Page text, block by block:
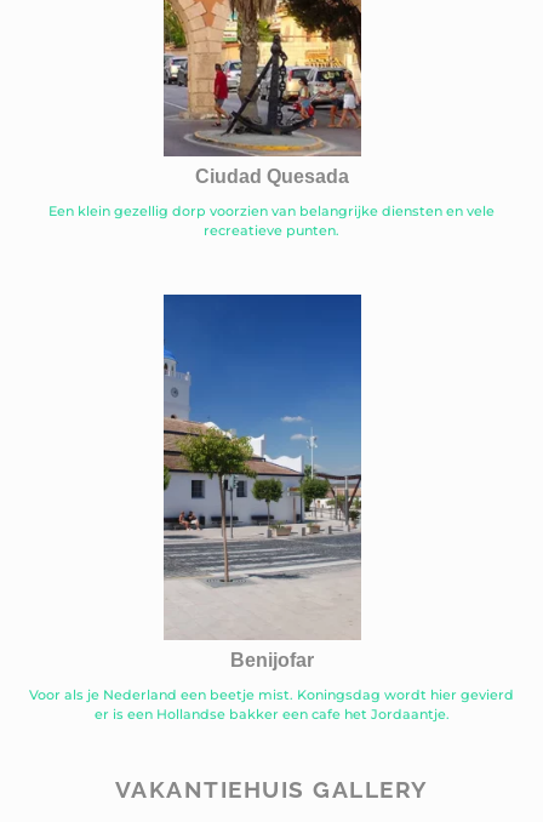
Ciudad Quesada
Een klein gezellig dorp voorzien van belangrijke diensten en vele
recreatieve punten.
Benijofar
Voor als je Nederland een beetje mist. Koningsdag wordt hier gevierd
er is een Hollandse bakker een cafe het Jordaantje.
VAKANTIEHUIS GALLERY